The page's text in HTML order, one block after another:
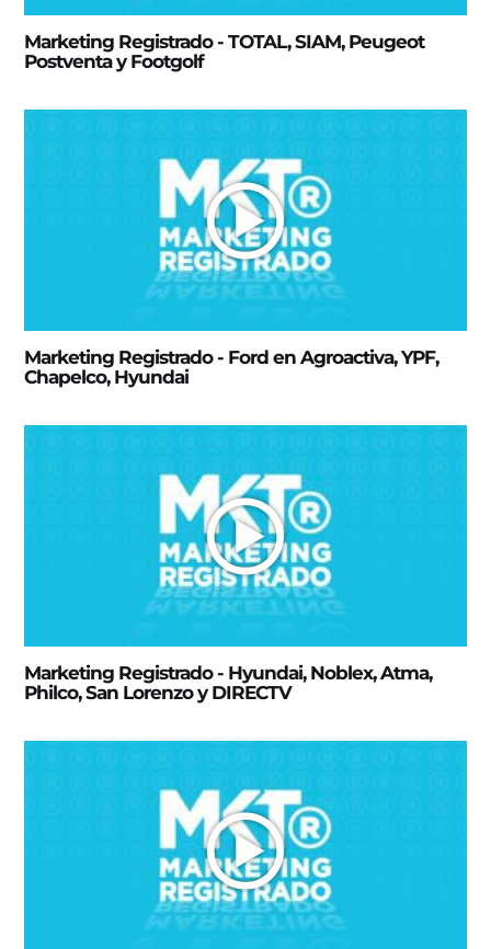
Marketing Registrado - TOTAL, SIAM, Peugeot
Postventa y Footgolf
Marketing Registrado - Ford en Agroactiva, YPF,
Chapelco, Hyundai
Marketing Registrado - Hyundai, Noblex, Atma,
Philco, San Lorenzo y DIRECTV